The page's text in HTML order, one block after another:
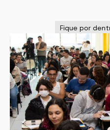
Fique por